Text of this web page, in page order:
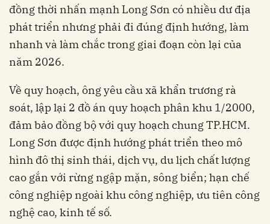
đồng thời nhấn mạnh Long Sơn có nhiều dư địa
phát triển nhưng phải đi đúng định hướng, làm
nhanh và làm chắc trong giai đoạn còn lại của
năm 2026.
Về quy hoạch, ông yêu cầu xã khẩn trương rà
soát, lập lại 2 đồ án quy hoạch phân khu 1/2000,
đảm bảo đồng bộ với quy hoạch chung TP.HCM.
Long Sơn được định hướng phát triển theo mô
hình đô thị sinh thái, dịch vụ, du lịch chất lượng
cao gắn với rừng ngập mặn, sông biển; hạn chế
công nghiệp ngoài khu công nghiệp, ưu tiên công
nghệ cao, kinh tế số.